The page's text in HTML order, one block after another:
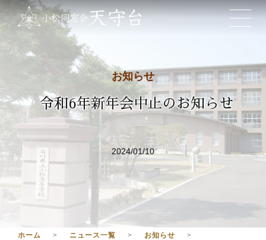
お知らせ
令和6年新年会中止のお知らせ
2024/01/10
ホーム ニュース一覧
お知らせ